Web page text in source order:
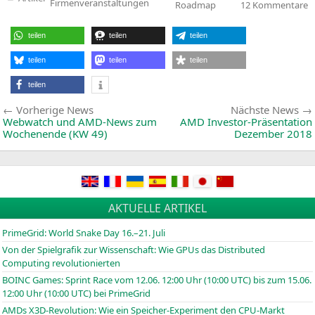
Firmenveranstaltungen
Roadmap
12 Kommentare
teilen teilen teilen
teilen teilen teilen
teilen
Beitragsnavigation
Vorherige NewsVorherige
News:
Webwatch und AMD-News zum
Wochenende (KW 49)
Nächste News
AMD Investor-Präsentation
Dezember 2018
AKTUELLE ARTIKEL
PrimeGrid: World Snake Day 16.–21. Juli
Von der Spielgrafik zur Wissenschaft: Wie GPUs das Distributed
Computing revolutionierten
BOINCGames: Sprint Race vom 12.06. 12:00 Uhr (10:00 UTC) bis zum 15.06.
12:00 Uhr (10:00 UTC) bei PrimeGrid
AMDs X3D-Revolution: Wie ein Speicher-Experiment den CPU-Markt